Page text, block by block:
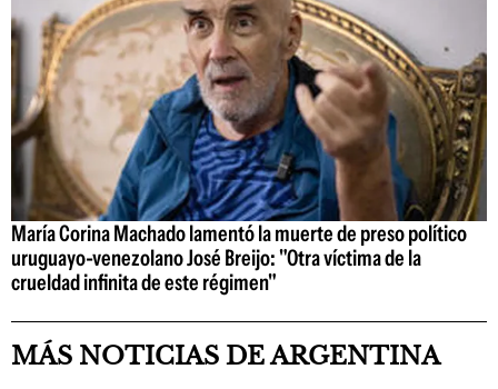
María Corina Machado lamentó la muerte de preso político
uruguayo-venezolano José Breijo: "Otra víctima de la
crueldad infinita de este régimen"
MÁS NOTICIAS DE ARGENTINA